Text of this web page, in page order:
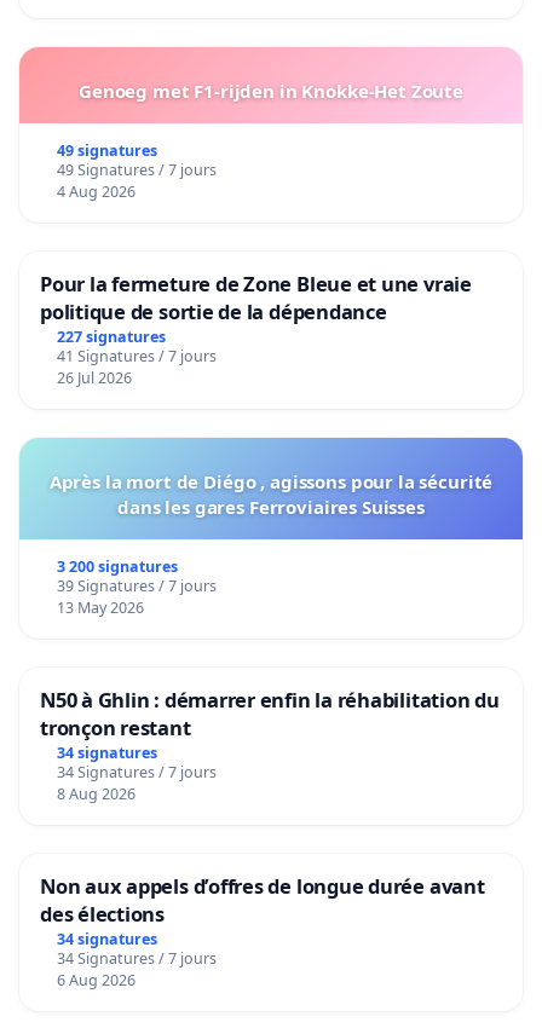
Genoeg met F1-rijden in Knokke-Het Zoute
49 signatures
49 Signatures / 7 jours
4 Aug 2026
Pour la fermeture de Zone Bleue et une vraie
politique de sortie de la dépendance
227 signatures
41 Signatures / 7 jours
26 Jul 2026
Après la mort de Diégo , agissons pour la sécurité
dans les gares Ferroviaires Suisses
3 200 signatures
39 Signatures / 7 jours
13 May 2026
N50 à Ghlin : démarrer enfin la réhabilitation du
tronçon restant
34 signatures
34 Signatures / 7 jours
8 Aug 2026
Non aux appels d’offres de longue durée avant
des élections
34 signatures
34 Signatures / 7 jours
6 Aug 2026